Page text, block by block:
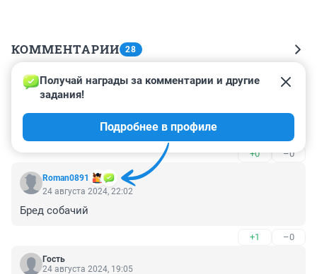
КОММЕНТАРИИ 28
Гость
26 августа 2024, 11:29
ТАК блогеров своих проверьте на знание русского
языка и правилам пользования в написании.
+0 –0
Roman0891
Получай награды за комментарии и другие
задания!
Подробнее в профиле
24 августа 2024, 22:02
Бред собачий
+1 –0
Гость
24 августа 2024, 19:05